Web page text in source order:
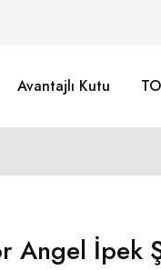
Avantajlı Kutu
Angel İpek